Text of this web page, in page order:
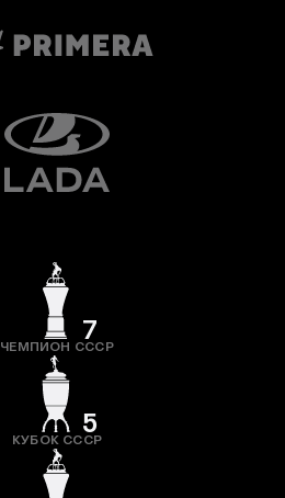
7
ЧЕМПИОН СССР
5
КУБОК СССР